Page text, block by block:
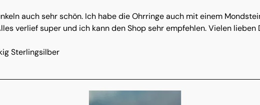
auch sehr schön. Ich habe die Ohrringe auch mit einem
verlief super und ich kann den Shop sehr empfehlen. Vielen lieben
Sterlingsilber